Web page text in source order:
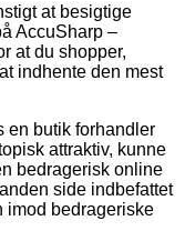
at besigtige
AccuSharp –
at du shopper,
indhente den mest
en butik forhandler
attraktiv, kunne
bedragerisk online
side indbefattet
imod bedrageriske